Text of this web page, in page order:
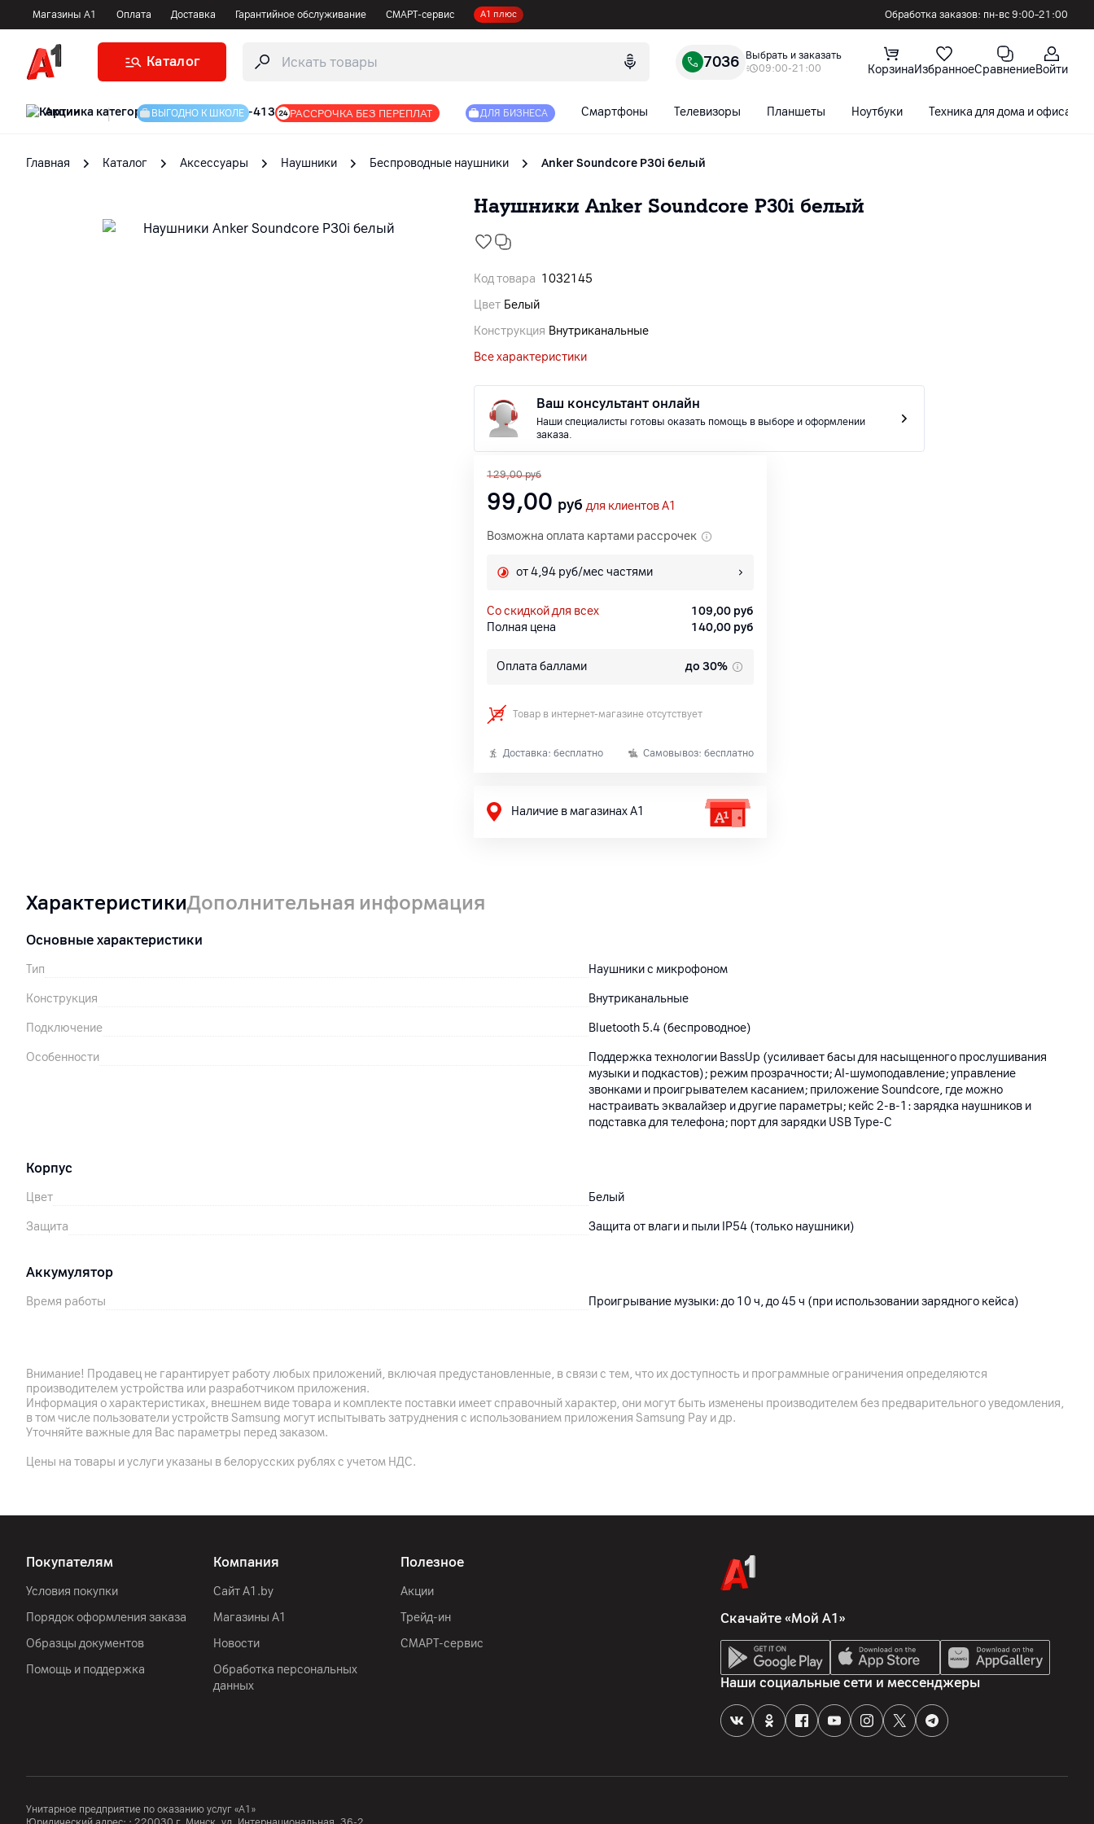
Магазины А1 Оплата Доставка Гарантийное обслуживание СМАРТ-сервис А1 плюс Обработка заказов: пн-вс 9:00–21:00
Каталог 7036
Выбрать и заказать
09:00-21:00
КорзинаИзбранноеСравнениеВойти
Акции | ВЫГОДНО К ШКОЛЕ РАССРОЧКА БЕЗ ПЕРЕПЛАТ ДЛЯ БИЗНЕСА Смартфоны Телевизоры Планшеты Ноутбуки Техника для дома и офиса
Главная Каталог Аксессуары Наушники Беспроводные наушники Anker Soundcore P30i белый
Наушники Anker Soundcore P30i белый
Код товара 1032145
Цвет Белый
Конструкция Внутриканальные
Все характеристики
Ваш консультант онлайн
Наши специалисты готовы оказать помощь в выборе и оформлении
заказа.
129,00 руб
99,00 руб для клиентов A1
Возможна оплата картами рассрочек
от 4,94 руб/мес частями
со скидкой для всех 109,00 руб
Полная цена
140,00 руб
Оплата баллами до 30%
Товар в интернет-магазине отсутствует
Доставка: бесплатно Самовывоз: бесплатно
Наличие в магазинах А1
ХарактеристикиДополнительная информация
Основные характеристики
Тип Наушники с микрофоном
Конструкция Внутриканальные
Подключение Bluetooth 5.4 (беспроводное)
Особенности
Поддержка технологии BassUp (усиливает басы для насыщенного прослушивания
музыки и подкастов); режим прозрачности; AI-шумоподавление; управление
звонками и проигрывателем касанием; приложение Soundcore, где можно
настраивать эквалайзер и другие параметры; кейс 2-в-1: зарядка наушников и
подставка для телефона; порт для зарядки USB Type-C
Корпус
Цвет Белый
Защита Защита от влаги и пыли IP54 (только наушники)
Аккумулятор
Время работы Проигрывание музыки: до 10 ч, до 45 ч (при использовании зарядного кейса)
Другие характеристики
Гарантия 12мес.
Импортер
Производитель
Внимание! Продавец не гарантирует работу любых приложений, включая предустановленные, в связи с тем, что их доступность и программные ограничения определяются
производителем устройства или разработчиком приложения.
Информация о характеристиках, внешнем виде товара и комплекте поставки имеет справочный характер, они могут быть изменены производителем без предварительного уведомления,
в том числе пользователи устройств Samsung могут испытывать затруднения с использованием приложения Samsung Pay и др.
Уточняйте важные для Вас параметры перед заказом.
Цены на товары и услуги указаны в белорусских рублях с учетом НДС.
Покупателям
Условия покупки
Порядок оформления заказа
Образцы документов
Помощь и поддержка
Компания
Сайт A1.by
Магазины А1
Новости
Обработка персональных
данных
Полезное
Акции
Трейд-ин
СМАРТ-сервис
Скачайте «Мой А1»
Наши социальные сети и мессенджеры
Унитарное предприятие по оказанию услуг «А1»